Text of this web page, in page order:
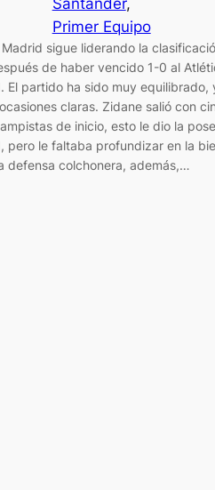
Santander
Primer Equipo
Madrid sigue liderando la
de haber vencido 1-0 al
El partido ha sido muy equilibrado,
claras. Zidane salió con
de inicio, esto le dio la
pero le faltaba profundizar en la
defensa colchonera, además,…